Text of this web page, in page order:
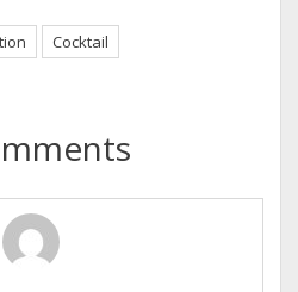
Cocktail